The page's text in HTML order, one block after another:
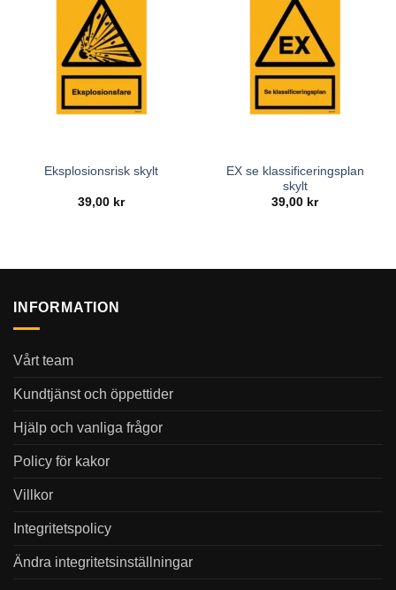
Eksplosionsrisk skylt
39,00 kr
EX se klassificeringsplan
skylt
39,00 kr
INFORMATION
Vårt team
Kundtjänst och öppettider
Hjälp och vanliga frågor
Policy för kakor
Villkor
Integritetspolicy
Ändra integritetsinställningar